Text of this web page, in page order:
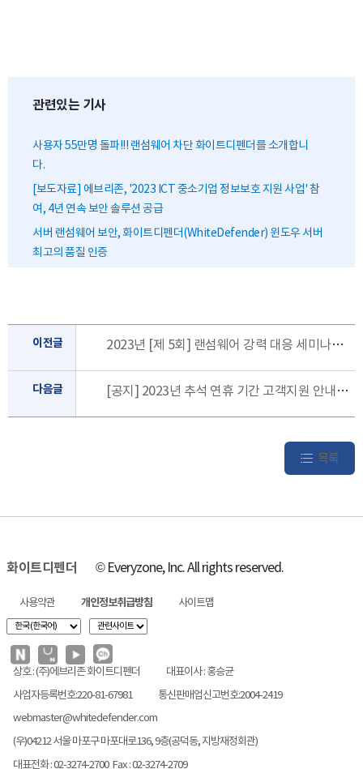
관련있는 기사
사용자 55만명 돌파!!! 랜섬웨어 차단 화이트디펜더를 소개합니
다.
[보도자료] 에브리존, '2023 ICT 중소기업 정보보호 지원 사업' 참
여, 4년 연속 보안 솔루션 공급
서버 랜섬웨어 보안, 화이트디펜더(WhiteDefender) 윈도우 서버
최고의 품질 인증
이전글 2023년 [제 5회] 랜섬웨어 강력 대응 세미나에 초대합니다. [10.12.목]
다음글 [공지] 2023년 추석 연휴 기간 고객지원 안내 (9/28~10/3)
목록
화이트디펜더 © Everyzone, Inc. All rights reserved.
사용약관 개인정보취급방침 사이트맵
상호 : (주)에브리존 화이트디펜더
대표이사 : 홍승균
사업자등록번호:220-81-67981
통신판매업신고번호:2004-2419
webmaster@whitedefender.com
(우)04212 서울 마포구 마포대로136, 9층(공덕동, 지방재정회관)
대표전화 : 02-3274-2700 Fax : 02-3274-2709